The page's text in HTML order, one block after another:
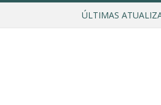
ÚLTIMAS